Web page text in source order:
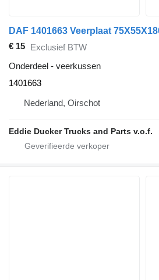
€ 15 Exclusief BTW
Onderdeel - veerkussen
1401663
Nederland, Oirschot
Eddie Ducker Trucks and Parts v.o.f.